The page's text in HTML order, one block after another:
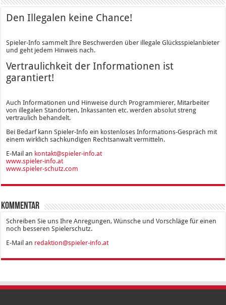
Den Illegalen keine Chance!
Spieler-Info sammelt Ihre Beschwerden über illegale Glücksspielanbieter
und geht jedem Hinweis nach.
Vertraulichkeit der Informationen ist
garantiert!
Auch Informationen und Hinweise durch Programmierer, Mitarbeiter
von illegalen Standorten, Inkassanten etc. werden absolut streng
vertraulich behandelt.
Bei Bedarf kann Spieler-Info ein kostenloses Informations-Gespräch mit
einem wirklich sachkundigen Rechtsanwalt vermitteln.
E-Mail an kontakt@spieler-info.at
www.spieler-info.at
www.spieler-schutz.com
Kommentar
Schreiben Sie uns Ihre Anregungen, Wünsche und Vorschläge für einen
noch besseren Spielerschutz.
E-Mail an redaktion@spieler-info.at